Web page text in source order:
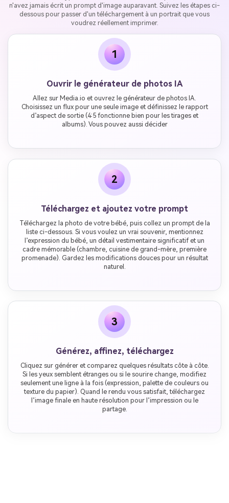
n'avez jamais écrit un prompt d'image auparavant. Suivez les étapes ci-
dessous pour passer d'un téléchargement à un portrait que vous
voudrez réellement imprimer.
1
Ouvrir le générateur de photos IA
Allez sur Media.io et ouvrez le générateur de photos IA.
Choisissez un flux pour une seule image et définissez le rapport
d’aspect de sortie (4:5 fonctionne bien pour les tirages et
albums). Vous pouvez aussi décider
2
Téléchargez et ajoutez votre prompt
Téléchargez la photo de votre bébé, puis collez un prompt de la
liste ci-dessous. Si vous voulez un vrai souvenir, mentionnez
l’expression du bébé, un détail vestimentaire significatif et un
cadre mémorable (chambre, cuisine de grand-mère, première
promenade). Gardez les modifications douces pour un résultat
naturel.
3
Générez, affinez, téléchargez
Cliquez sur générer et comparez quelques résultats côte à côte.
Si les yeux semblent étranges ou si le sourire change, modifiez
seulement une ligne à la fois (expression, palette de couleurs ou
texture du papier). Quand le rendu vous satisfait, téléchargez
l’image finale en haute résolution pour l’impression ou le
partage.